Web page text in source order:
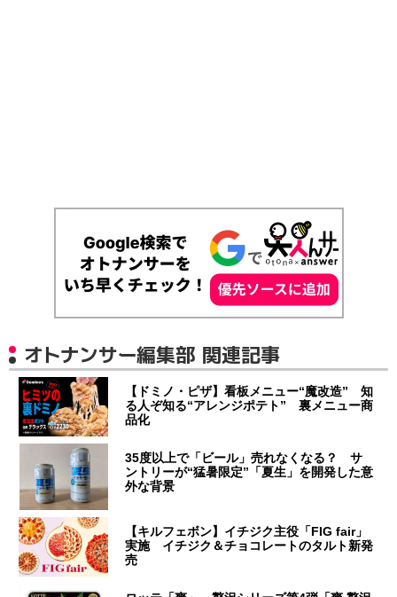
オトナンサー編集部 関連記事
【ドミノ・ピザ】看板メニュー“魔改造” 知
る人ぞ知る“アレンジポテト” 裏メニュー商
品化
35度以上で「ビール」売れなくなる？ サ
ントリーが“猛暑限定”「夏生」を開発した意
外な背景
【キルフェボン】イチジク主役「FIG fair」
実施 イチジク＆チョコレートのタルト新発
売